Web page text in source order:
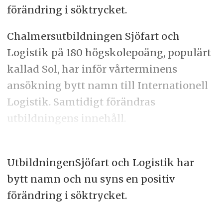
förändring i söktrycket.
Chalmersutbildningen Sjöfart och
Logistik på 180 högskolepoäng, populärt
kallad Sol, har inför vårterminens
ansökning bytt namn till Internationell
Logistik. Samtidigt förändras
utbildningens innehåll.
UtbildningenSjöfart och Logistik har
bytt namn och nu syns en positiv
förändring i söktrycket.